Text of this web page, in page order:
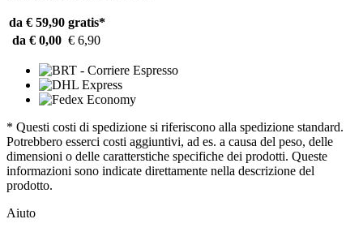
da € 59,90 gratis*
da € 0,00 € 6,90
* Questi costi di spedizione si riferiscono alla spedizione standard.
Potrebbero esserci costi aggiuntivi, ad es. a causa del peso, delle
dimensioni o delle caratterstiche specifiche dei prodotti. Queste
informazioni sono indicate direttamente nella descrizione del
prodotto.
Aiuto